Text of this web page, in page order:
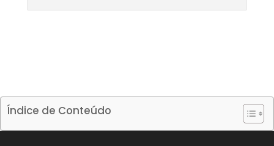
Índice de Conteúdo